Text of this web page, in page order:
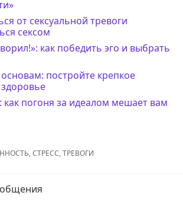
от сексуальной тревоги
сексом
как победить эго и выбрать
постройте крепкое
как погоня за идеалом мешает вам
,СТРЕСС,ТРЕВОГИ